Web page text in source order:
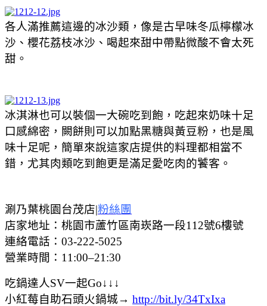
各人滿推薦這邊的冰沙類，像是古早味冬瓜檸檬冰
沙、櫻花荔枝冰沙、喝起來甜中帶點微酸不會太死
甜。
冰淇淋也可以裝個一大碗吃到飽，吃起來奶味十足
口感綿密，闕餅則可以加點黑糖與黃豆粉，也是風
味十足呢，簡單來說這家店提供的料理都相當不
錯，尤其肉類吃到飽更是滿足愛吃肉的饕客。
涮乃葉桃園台茂店|粉絲團
店家地址：桃園市蘆竹區南崁路一段112號6樓號
連絡電話：03-222-5025
營業時間：11:00–21:30
吃鍋達人SV一起Go↓↓↓
小紅莓自助石頭火鍋城→ http://bit.ly/34TxIxa